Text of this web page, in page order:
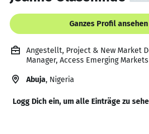
Ganzes Profil ansehen
Angestellt, Project & New Market
Manager, Access Emerging Markets
Abuja, Nigeria
Logg Dich ein, um alle Einträge zu